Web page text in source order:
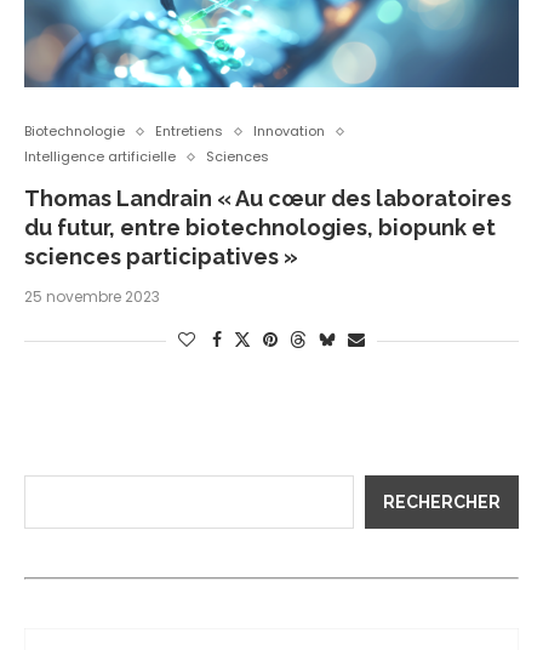
Biotechnologie Entretiens
Innovation
Intelligence artificielle
Sciences
Thomas Landrain « Au cœur des laboratoires
du futur, entre biotechnologies, biopunk et
sciences participatives »
25 novembre 2023
RECHERCHER